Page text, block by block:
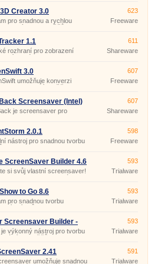
Creator 3.0
pro snadnou a rychlou
poutavých 3D spořičů
623
Freeware
1.1
rozhraní pro zobrazení
získané z projektu
611
Shareware
3.0
umožňuje konverzi
videa na efektní spořič
přidat vlastní text a URL
a modifikovatelným
programem.
607
Freeware
účely)
Screensaver (Intel)
je screensaver pro
607
Shareware
2.0.1
nástroj pro snadnou tvorbu
obrazovky z Flash (SWF)
598
Freeware
ScreenSaver Builder 4.6
si svůj vlastní screensaver!
ScreenSaver Builder Vám to
593
Trialware
to Go 8.6
pro snadnou tvorbu
snímků.
593
Trialware
Screensaver Builder -
8.7.8
výkonný nástroj pro tvorbu
spořičů obrazovky.
593
Trialware
2.41
umožňuje snadnou
591
Trialware